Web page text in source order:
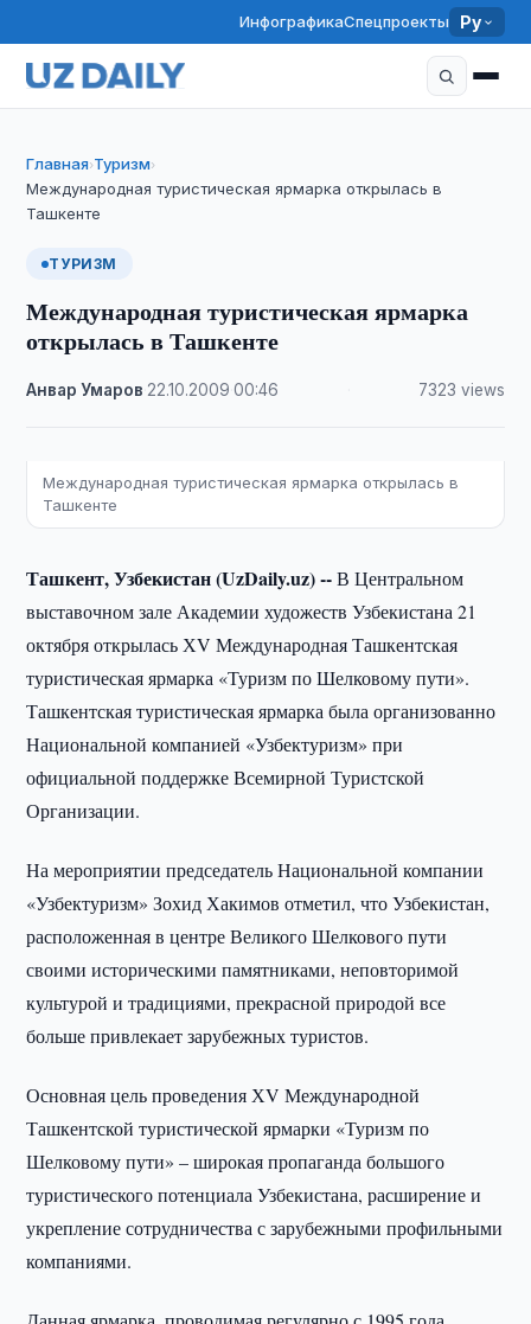
ИнфографикаСпецпроекты Ру
Главная›Туризм›
Международная туристическая ярмарка открылась в
Ташкенте
ТУРИЗМ
Международная туристическая ярмарка
открылась в Ташкенте
Анвар Умаров 22.10.2009 ·00:46 7323 views
Международная туристическая ярмарка открылась в
Ташкенте
Ташкент, Узбекистан (UzDaily.uz) --В Центральном
выставочном зале Академии художеств Узбекистана 21
октября открылась ХV Международная Ташкентская
туристическая ярмарка «Туризм по Шелковому пути».
Ташкентская туристическая ярмарка была организованно
Национальной компанией «Узбектуризм» при
официальной поддержке Всемирной Туристской
Организации.
На мероприятии председатель Национальной компании
«Узбектуризм» Зохид Хакимов отметил, что Узбекистан,
расположенная в центре Великого Шелкового пути
своими историческими памятниками, неповторимой
культурой и традициями, прекрасной природой все
больше привлекает зарубежных туристов.
Основная цель проведения ХV Международной
Ташкентской туристической ярмарки «Туризм по
Шелковому пути» – широкая пропаганда большого
туристического потенциала Узбекистана, расширение и
укрепление сотрудничества с зарубежными профильными
компаниями.